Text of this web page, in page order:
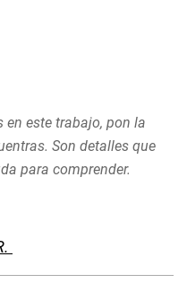
en este trabajo, pon la
Son detalles que
para comprender.